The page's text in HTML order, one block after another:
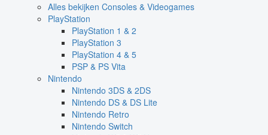
Alles bekijken Consoles & Videogames
PlayStation
PlayStation 1 & 2
PlayStation 3
PlayStation 4 & 5
PSP & PS Vita
Nintendo
Nintendo 3DS & 2DS
Nintendo DS & DS Lite
Nintendo Retro
Nintendo Switch